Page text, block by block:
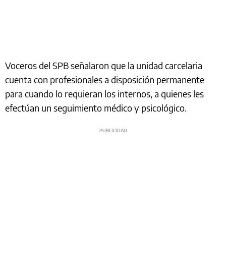
Voceros del SPB señalaron que la unidad carcelaria
cuenta con profesionales a disposición permanente
para cuando lo requieran los internos, a quienes les
efectúan un seguimiento médico y psicológico.